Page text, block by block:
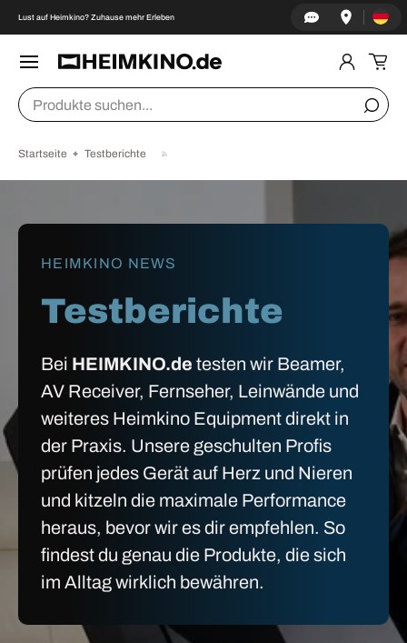
↵Zum Inhalt springen
↵Zum Menü springen
↵Fußzeile springen
↵Barrierefreiheits-Widget öffnen
DIREKT ZUM INHALT
Lust auf Heimkino? Zuhause mehr Erleben Land/
Suchen
Startseite Testberichte
HEIMKINO NEWS
Testberichte
Bei HEIMKINO.de testen wir Beamer,
AV Receiver, Fernseher, Leinwände und
weiteres Heimkino Equipment direkt in
der Praxis. Unsere geschulten Profis
prüfen jedes Gerät auf Herz und Nieren
und kitzeln die maximale Performance
heraus, bevor wir es dir empfehlen. So
findest du genau die Produkte, die sich
im Alltag wirklich bewähren.